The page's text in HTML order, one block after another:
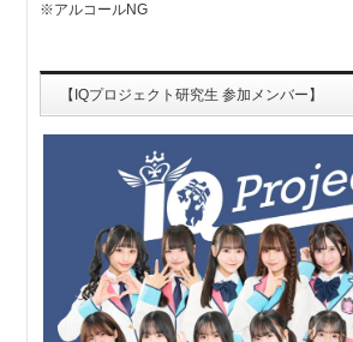
※アルコールNG
【IQプロジェクト研究生 参加メンバー】